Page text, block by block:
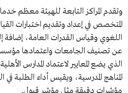
وتقدم المراكز التابعة للهيئة معظم
المتخصص في إعداد وتقديم اختبارات
اللغوي وقياس القدرات العامة، إضافة
عن تصنيف الجامعات واعتمادها
الذي يضع المعايير لاعتماد المدارس
المناهج المدرسية، ويقيس أداء الطلبة
مؤشرات دقيقة مثل مؤشر قبول.